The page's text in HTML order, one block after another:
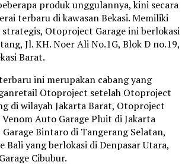
produk unggulannya, kini secara
terbaru di kawasan Bekasi. Memiliki
Otoproject Garage ini berlokasi
Jl. KH. Noer Ali No.1G, Blok D no.19,
Barat.
ini merupakan cabang yang
Otoproject setelah Otoproject
di wilayah Jakarta Barat, Otoproject
Auto Garage Pluit di Jakarta
Bintaro di Tangerang Selatan,
Bali yang berlokasi di Denpasar Utara,
Cibubur.